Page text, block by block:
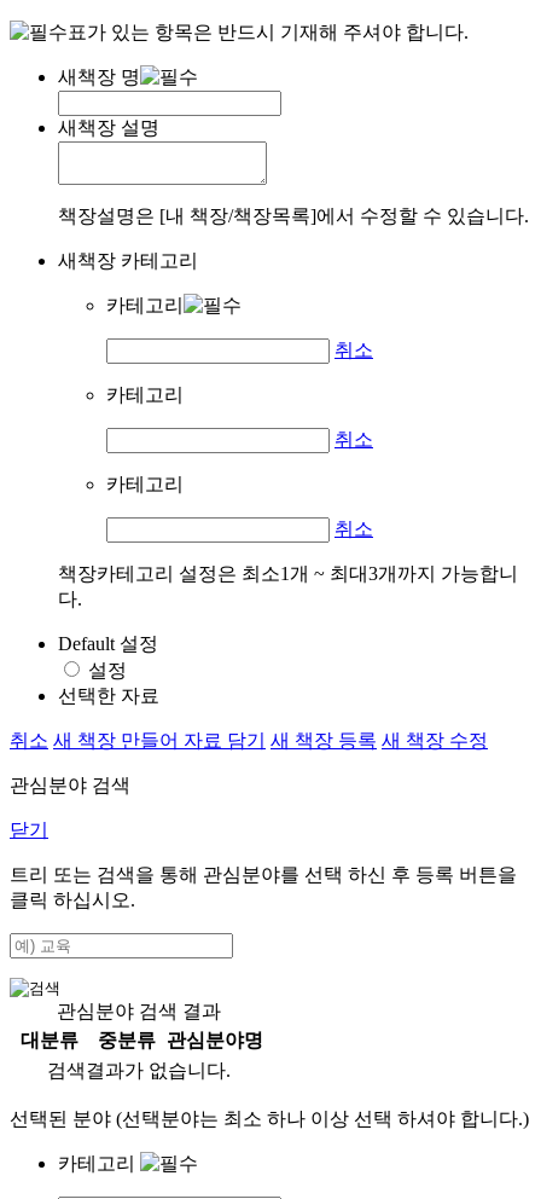
표가 있는 항목은 반드시 기재해 주셔야 합니다.
새책장 명
새책장 설명
책장설명은 [내 책장/책장목록]에서 수정할 수 있습니다.
새책장 카테고리
카테고리
취소
카테고리
취소
카테고리
취소
책장카테고리 설정은 최소1개 ~ 최대3개까지 가능합니
다.
Default 설정
설정
선택한 자료
취소 새 책장 만들어 자료 담기 새 책장 등록 새 책장 수정
관심분야 검색
닫기
트리 또는 검색을 통해 관심분야를 선택 하신 후 등록 버튼을
클릭 하십시오.
관심분야 검색 결과
대분류
중분류
관심분야명
검색결과가 없습니다.
선택된 분야 (선택분야는 최소 하나 이상 선택 하셔야 합니다.)
카테고리